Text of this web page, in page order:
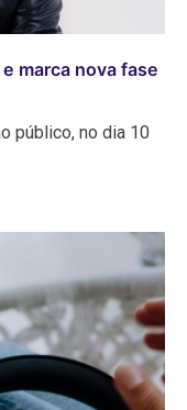
marca nova fase
público, no dia 10